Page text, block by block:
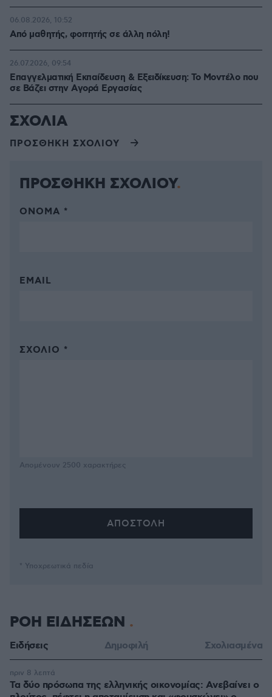
Από μαθητής, φοιτητής σε άλλη πόλη!
06.08.2026, 10:52
Επαγγελματική Εκπαίδευση & Εξειδίκευση: Το Mοντέλο που
σε Bάζει στην Aγορά Eργασίας
26.07.2026, 09:54
ΣΧΟΛΙΑ
ΠΡΟΣΘΗΚΗ ΣΧΟΛΙΟΥ
ΠΡΟΣΘΗΚΗ ΣΧΟΛΙΟΥ
ΌΝΟΜΑ *
EMAIL
ΣΧΌΛΙΟ *
Απομένουν 2500 χαρακτήρες
* Υποχρεωτικά πεδία
ΡΟΗ ΕΙΔΗΣΕΩΝ
Ειδήσεις Δημοφιλή Σχολιασμένα
Τα δύο πρόσωπα της ελληνικής οικονομίας: Aνεβαίνει ο
πριν 8 λεπτά